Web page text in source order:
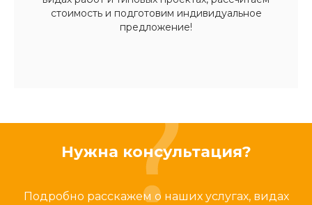
стоимость и подготовим индивидуальное
предложение!
Нужна консультация?
Подробно расскажем о наших услугах, видах